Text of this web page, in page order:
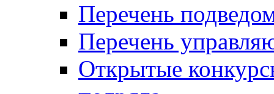
Перечень
Перечень
Открытые